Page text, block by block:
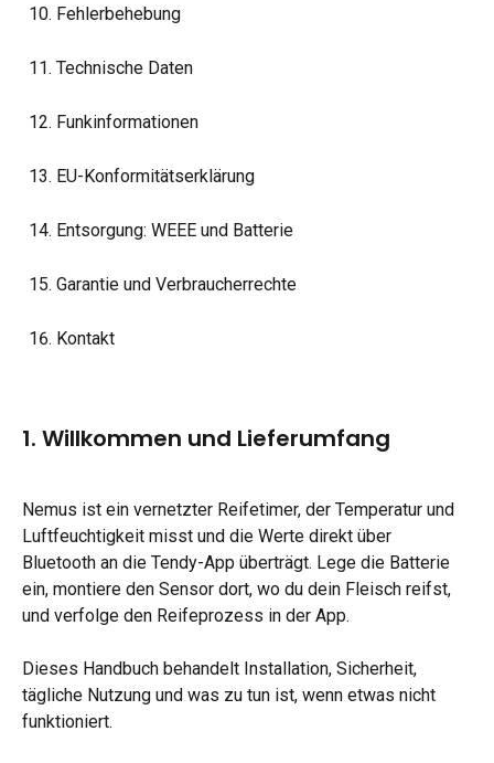
Fehlerbehebung
Technische Daten
Funkinformationen
EU-Konformitätserklärung
Entsorgung: WEEE und Batterie
Garantie und Verbraucherrechte
Kontakt
1. Willkommen und Lieferumfang
Nemus ist ein vernetzter Reifetimer, der Temperatur und
Luftfeuchtigkeit misst und die Werte direkt über
Bluetooth an die Tendy-App überträgt. Lege die Batterie
ein, montiere den Sensor dort, wo du dein Fleisch reifst,
und verfolge den Reifeprozess in der App.
Dieses Handbuch behandelt Installation, Sicherheit,
tägliche Nutzung und was zu tun ist, wenn etwas nicht
funktioniert.